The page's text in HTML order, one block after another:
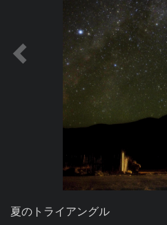
夏のトライアングル